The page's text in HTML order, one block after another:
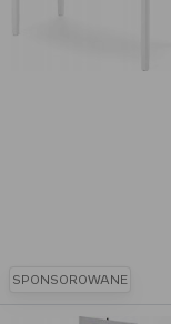
SPONSOROWANE